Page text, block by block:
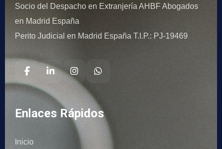
Socio del Despacho en Extranjería AHBF Abogados
en Madrid España
Perito Judicial en Madrid España T.I.P.: PJ-19469
Enlaces Rápidos
Inicio